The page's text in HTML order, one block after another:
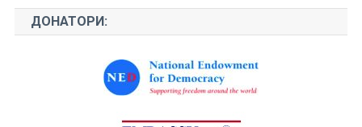
ДОНАТОРИ: